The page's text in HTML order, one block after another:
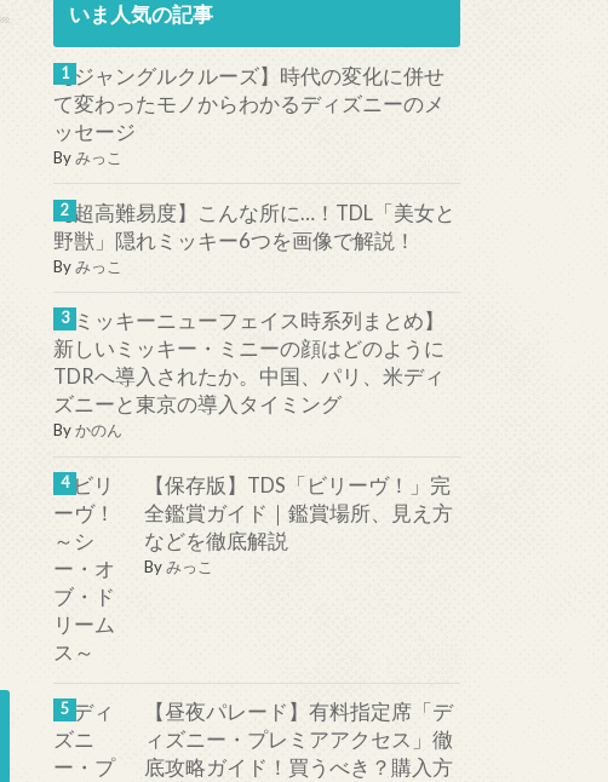
いま人気の記事
【ジャングルクルーズ】時代の変化に併せ
て変わったモノからわかるディズニーのメ
ッセージ
Byみっこ
【超高難易度】こんな所に…！TDL「美女と
野獣」隠れミッキー6つを画像で解説！
Byみっこ
【ミッキーニューフェイス時系列まとめ】
新しいミッキー・ミニーの顔はどのように
TDRへ導入されたか。中国、パリ、米ディ
ズニーと東京の導入タイミング
Byかのん
【保存版】TDS「ビリーヴ！」完
全鑑賞ガイド｜鑑賞場所、見え方
などを徹底解説
Byみっこ
【昼夜パレード】有料指定席「デ
ィズニー・プレミアアクセス」徹
底攻略ガイド！買うべき？購入方